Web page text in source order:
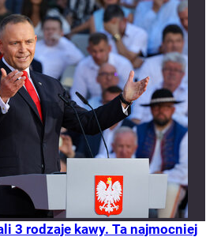
3 rodzaje kawy. Ta najmocniej